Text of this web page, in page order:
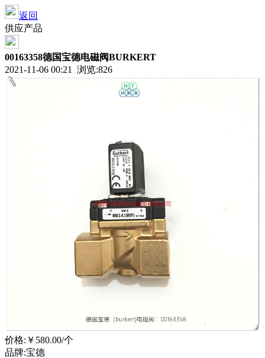
返回
供应产品
00163358德国宝德电磁阀BURKERT
2021-11-06 00:21 浏览:826
价格: ￥580.00/个
品牌:宝德